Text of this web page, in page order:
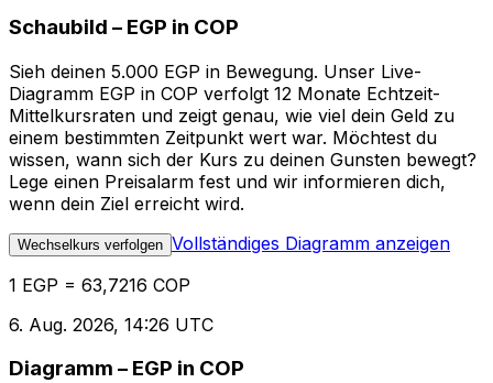
Schaubild – EGP in COP
Sieh deinen 5.000 EGP in Bewegung. Unser Live-
Diagramm EGP in COP verfolgt 12 Monate Echtzeit-
Mittelkursraten und zeigt genau, wie viel dein Geld zu
einem bestimmten Zeitpunkt wert war. Möchtest du
wissen, wann sich der Kurs zu deinen Gunsten bewegt?
Lege einen Preisalarm fest und wir informieren dich,
wenn dein Ziel erreicht wird.
Wechselkurs verfolgen Vollständiges Diagramm anzeigen
1 EGP = 63,7216 COP
6. Aug. 2026, 14:26 UTC
Diagramm – EGP in COP